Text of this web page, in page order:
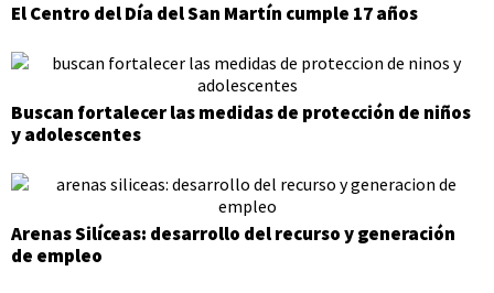
El Centro del Día del San Martín cumple 17 años
Buscan fortalecer las medidas de protección de niños
y adolescentes
Arenas Silíceas: desarrollo del recurso y generación
de empleo